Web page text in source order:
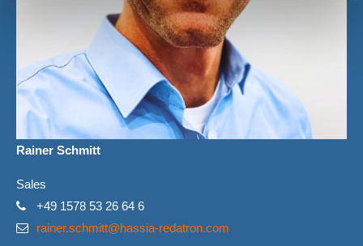
Rainer Schmitt
Sales
+49 1578 53 26 64 6
rainer.schmitt@hassia-redatron.com